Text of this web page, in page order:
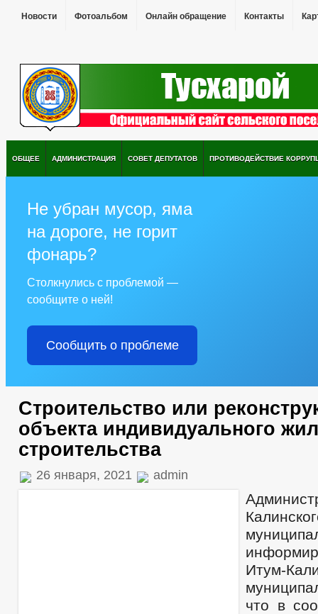
Новости Фотоальбом Онлайн обращение Контакты
ОБЩЕЕ АДМИНИСТРАЦИЯ СОВЕТ ДЕПУТАТОВ ПРОТИВОДЕЙСТВИЕ
Не убран мусор, яма
на дороге, не горит
фонарь?
Столкнулись с проблемой —
сообщите о ней!
Сообщить о проблеме
Строительство или
объекта индивидуального
строительства
26 января, 2021 admin
Итум-
что в